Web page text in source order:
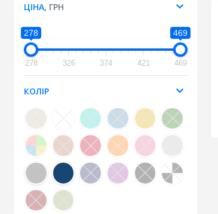
ЦІНА, ГРН
278 469
278 326 374 421 469
КОЛІР